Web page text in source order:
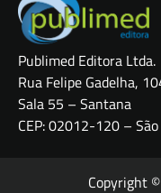
Publimed Editora Ltda.
Rua Felipe Gadelha,
Sala 55 – Santana
CEP: 02012-120 –
Copyright